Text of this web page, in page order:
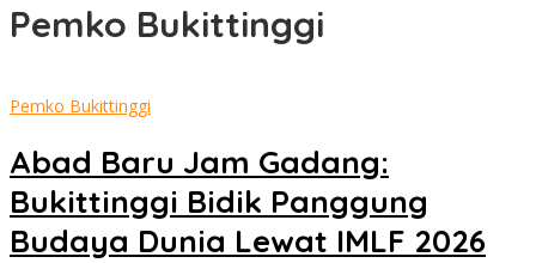
Pemko Bukittinggi
Pemko Bukittinggi
​Abad Baru Jam Gadang:
Bukittinggi Bidik Panggung
Budaya Dunia Lewat IMLF 2026